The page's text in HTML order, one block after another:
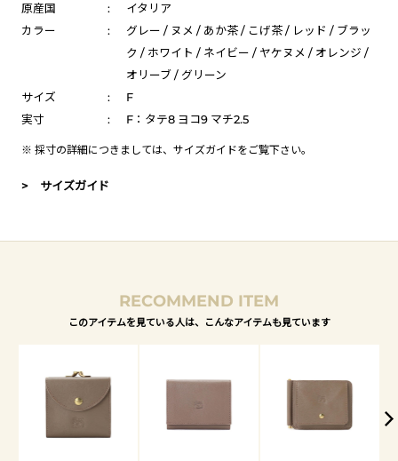
原産国
:
イタリア
カラー
:
グレー / ヌメ / あか茶 / こげ茶 / レッド / ブラッ
ク / ホワイト / ネイビー / ヤケヌメ / オレンジ /
オリーブ / グリーン
サイズ
:
F
実寸
: F：タテ8 ヨコ9 マチ2.5
※ 採寸の詳細につきましては、 サイズガイドをご覧下さい。
> サイズガイド
RECOMMEND ITEM
このアイテムを見ている人は、こんなアイテムも見ています